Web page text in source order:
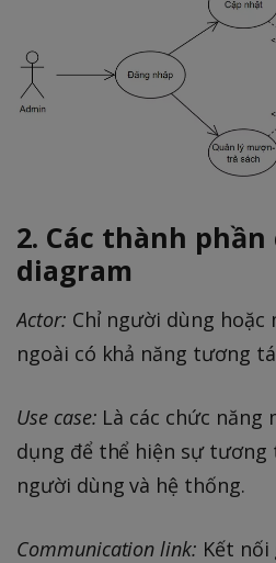
2. Các thành phần
diagram
Actor: Chỉ người dùng
ngoài có khả năng tương
Use case: Là các chức năng
dụng để thể hiện sự tương
người dùng và hệ thống.
Communication link: Kết nối